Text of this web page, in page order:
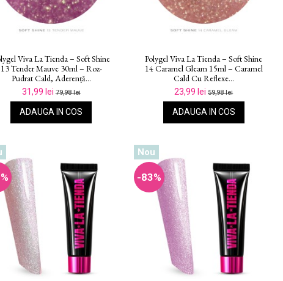
Viva La Tienda – Soft Shine
13 Tender Mauve 30ml – Roz-
Pudrat Cald, Aderență...
31,99 lei79,98 lei
ADAUGA IN COS
Polygel Viva La Tienda – Soft Shine
14 Caramel Gleam 15ml – Caramel
Cald Cu Reflexe...
23,99 lei59,98 lei
ADAUGA IN COS
Nou
-83%